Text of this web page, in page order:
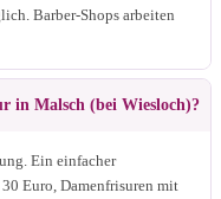
Barber-Shops arbeiten
in Malsch (bei Wiesloch)?
Ein einfacher
Euro, Damenfrisuren mit